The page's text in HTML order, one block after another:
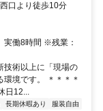
駅」西口より徒歩10分
実働8時間 ※残業：
技術以上に「現場の
境です。 ＊＊＊＊
日12...
長期休暇あり
服装自由